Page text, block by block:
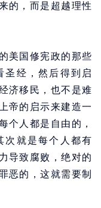
的，而是超越理性
美国修宪政的那些
圣经，然后得到启
济移民，也不是难
帝的启示来建造一
个人都是自由的，
次就是每个人都有
导致腐败，绝对的
恶的，这就需要制